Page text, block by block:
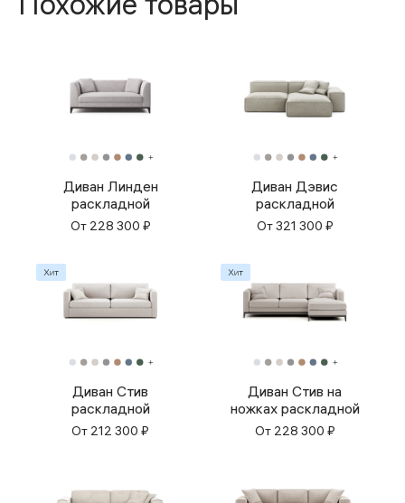
Диван Линден
раскладной
От 228 300 ₽
Диван Дэвис
раскладной
От321 300 ₽
Диван Стив
раскладной
От 212 300 ₽
Диван Стив на
ножках раскладной
От 228 300 ₽